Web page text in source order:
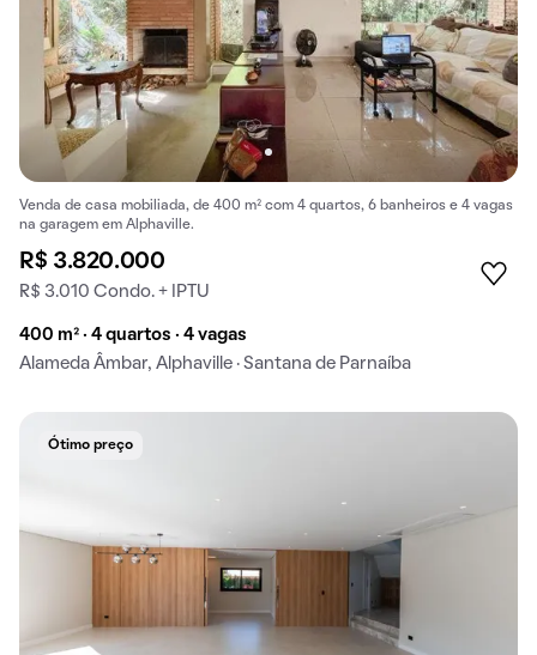
Venda de casa mobiliada, de 400 m² com 4 quartos, 6 banheiros e 4 vagas
na garagem em Alphaville.
R$ 3.820.000
R$ 3.010 Condo. + IPTU
400 m² · 4 quartos · 4 vagas
Alameda Âmbar, Alphaville · Santana de Parnaíba
Ótimo preço